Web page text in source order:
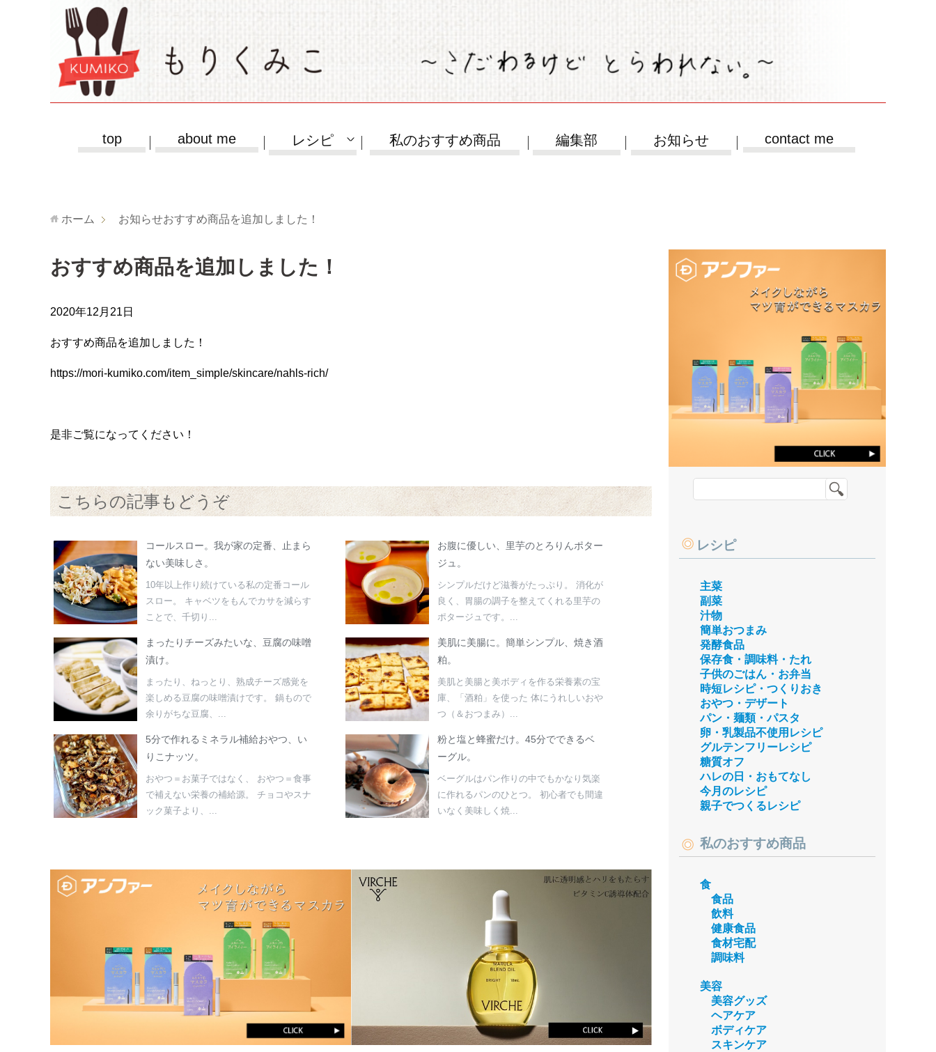
top about me レシピ 私のおすすめ商品 編集部 お知らせ contact me
ホーム お知らせおすすめ商品を追加しました！
おすすめ商品を追加しました！
2020年12月21日
おすすめ商品を追加しました！
https://mori-kumiko.com/item_simple/skincare/nahls-rich/
是非ご覧になってください！
こちらの記事もどうぞ
コールスロー。我が家の定番、止まら
ない美味しさ。
10年以上作り続けている私の定番コール
スロー。 キャベツをもんでカサを減らす
ことで、千切り...
お腹に優しい、里芋のとろりんポター
ジュ。
シンプルだけど滋養がたっぷり。 消化が
良く、胃腸の調子を整えてくれる里芋の
ポタージュです。...
まったりチーズみたいな、豆腐の味噌
漬け。
まったり、ねっとり、熟成チーズ感覚を
楽しめる豆腐の味噌漬けです。 鍋もので
余りがちな豆腐、...
美肌に美腸に。簡単シンプル、焼き酒
粕。
美肌と美腸と美ボディを作る栄養素の宝
庫、「酒粕」を使った 体にうれしいおや
つ（＆おつまみ）...
5分で作れるミネラル補給おやつ、い
りこナッツ。
おやつ＝お菓子ではなく、 おやつ＝食事
で補えない栄養の補給源。 チョコやスナ
ック菓子より、...
粉と塩と蜂蜜だけ。45分でできるベ
ーグル。
ベーグルはパン作りの中でもかなり気楽
に作れるパンのひとつ。 初心者でも間違
いなく美味しく焼...
レシピ
主菜
副菜
汁物
簡単おつまみ
発酵食品
保存食・調味料・たれ
子供のごはん・お弁当
時短レシピ・つくりおき
おやつ・デザート
パン・麺類・パスタ
卵・乳製品不使用レシピ
グルテンフリーレシピ
糖質オフ
ハレの日・おもてなし
今月のレシピ
親子でつくるレシピ
私のおすすめ商品
食
食品
飲料
健康食品
食材宅配
調味料
美容
美容グッズ
ヘアケア
ボディケア
スキンケア